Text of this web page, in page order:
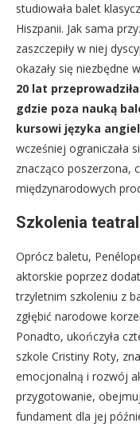
studiowała balet
Hiszpanii. Jak sama
zaszczepiły w niej
okazały się niezbędne
20 lat
gdzie poza nauką
kursowi języka
wcześniej ograniczała
znacząco poszerzona,
międzynarodowych
Szkolenia
Oprócz baletu,
aktorskie poprzez
trzyletnim szkoleniu z
zgłębić narodowe
Ponadto, ukończyła
szkole Cristiny Roty,
emocjonalną i rozwój
przygotowanie,
fundament dla jej